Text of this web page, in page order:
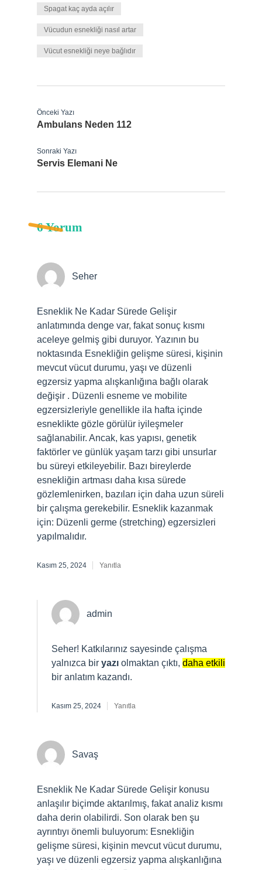
Spagat kaç ayda açılır
Vücudun esnekliği nasıl artar
Vücut esnekliği neye bağlıdır
Önceki Yazı
Ambulans Neden 112
Sonraki Yazı
Servis Elemani Ne
6 Yorum
Seher
Esneklik Ne Kadar Sürede Gelişir
anlatımında denge var, fakat sonuç kısmı
aceleye gelmiş gibi duruyor. Yazının bu
noktasında Esnekliğin gelişme süresi, kişinin
mevcut vücut durumu, yaşı ve düzenli
egzersiz yapma alışkanlığına bağlı olarak
değişir . Düzenli esneme ve mobilite
egzersizleriyle genellikle ila hafta içinde
esneklikte gözle görülür iyileşmeler
sağlanabilir. Ancak, kas yapısı, genetik
faktörler ve günlük yaşam tarzı gibi unsurlar
bu süreyi etkileyebilir. Bazı bireylerde
esnekliğin artması daha kısa sürede
gözlemlenirken, bazıları için daha uzun süreli
bir çalışma gerekebilir. Esneklik kazanmak
için: Düzenli germe (stretching) egzersizleri
yapılmalıdır.
Kasım 25, 2024 Yanıtla
admin
Seher! Katkılarınız sayesinde çalışma
yalnızca bir yazı olmaktan çıktı, daha etkili
bir anlatım kazandı.
Kasım 25, 2024 Yanıtla
Savaş
Esneklik Ne Kadar Sürede Gelişir konusu
anlaşılır biçimde aktarılmış, fakat analiz kısmı
daha derin olabilirdi. Son olarak ben şu
ayrıntıyı önemli buluyorum: Esnekliğin
gelişme süresi, kişinin mevcut vücut durumu,
yaşı ve düzenli egzersiz yapma alışkanlığına